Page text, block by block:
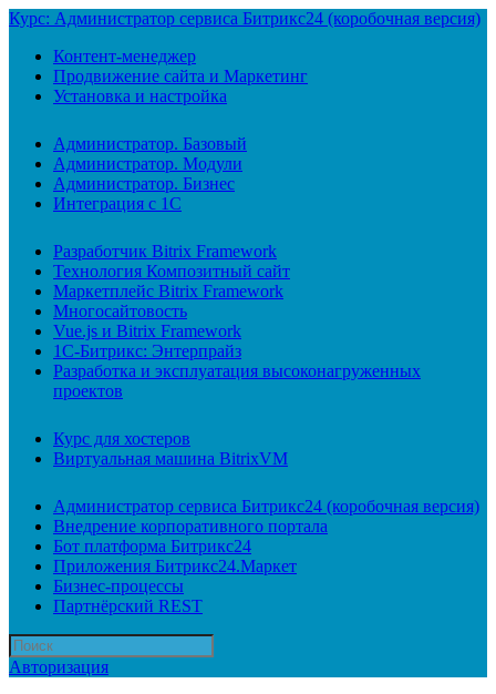
Курс: Администратор сервиса Битрикс24 (коробочная версия)
Контент-менеджер
Продвижение сайта и Маркетинг
Установка и настройка
Администратор. Базовый
Администратор. Модули
Администратор. Бизнес
Интеграция с 1С
Разработчик Bitrix Framework
Технология Композитный сайт
Маркетплейс Bitrix Framework
Многосайтовость
Vue.js и Bitrix Framework
1С-Битрикс: Энтерпрайз
Разработка и эксплуатация высоконагруженных
проектов
Курс для хостеров
Виртуальная машина BitrixVM
Администратор сервиса Битрикс24 (коробочная версия)
Внедрение корпоративного портала
Бот платформа Битрикс24
Приложения Битрикс24.Маркет
Бизнес-процессы
Партнёрский REST
Авторизация